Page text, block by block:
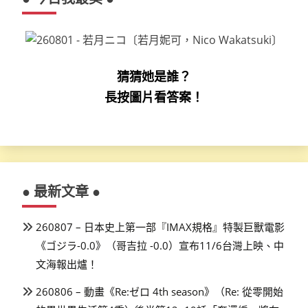
猜猜她是誰？
長按圖片看答案！
● 最新文章 ●
260807 – 日本史上第一部『IMAX規格』特製巨獸電影
《ゴジラ-0.0》（哥吉拉 -0.0）宣布11/6台灣上映、中
文海報出爐！
260806 – 動畫《Re:ゼロ 4th season》（Re: 從零開始